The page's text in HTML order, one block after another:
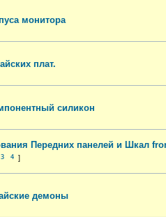
монитора
плат.
силикон
Передних панелей и Шкал
3 4
демоны